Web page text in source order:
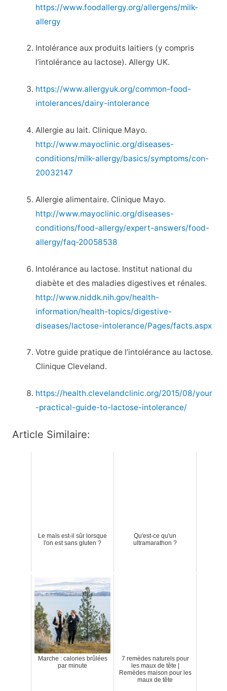
https://www.foodallergy.org/allergens/milk-
allergy
Intolérance aux produits laitiers (y compris
l’intolérance au lactose). Allergy UK.
https://www.allergyuk.org/common-food-
intolerances/dairy-intolerance
Allergie au lait. Clinique Mayo.
http://www.mayoclinic.org/diseases-
conditions/milk-allergy/basics/symptoms/con-
20032147
Allergie alimentaire. Clinique Mayo.
http://www.mayoclinic.org/diseases-
conditions/food-allergy/expert-answers/food-
allergy/faq-20058538
Intolérance au lactose. Institut national du
diabète et des maladies digestives et rénales.
http://www.niddk.nih.gov/health-
information/health-topics/digestive-
diseases/lactose-intolerance/Pages/facts.aspx
Votre guide pratique de l’intolérance au lactose.
Clinique Cleveland.
https://health.clevelandclinic.org/2015/08/your
-practical-guide-to-lactose-intolerance/
Article Similaire:
Le maïs est-il sûr lorsque
l'on est sans gluten ?
Qu'est-ce qu'un
ultramarathon ?
Marche : calories brûlées
par minute
7 remèdes naturels pour
les maux de tête |
Remèdes maison pour les
maux de tête